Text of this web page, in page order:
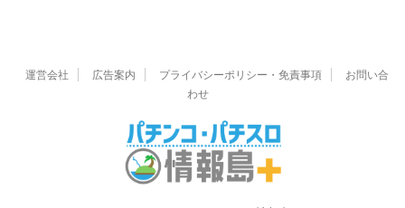
運営会社 広告案内 プライバシーポリシー・免責事項
お問い合
わせ